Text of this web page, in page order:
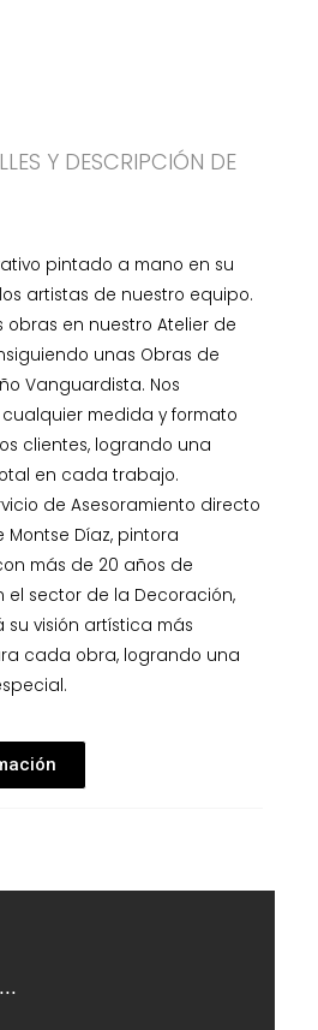
Y DESCRIPCIÓN DE
pintado a mano en su
artistas de nuestro equipo.
obras en nuestro Atelier de
unas Obras de
Vanguardista. Nos
medida y formato
clientes, logrando una
en cada trabajo.
de Asesoramiento directo
Díaz, pintora
más de 20 años de
el sector de la Decoración,
su visión artística más
cada obra, logrando una